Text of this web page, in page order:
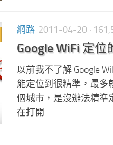
網路 2011-04-20 ·
Google WiFi 定位
以前我不了解 Google
能定位到很精準，最多
個城市，是沒辦法精準
在打開 ...